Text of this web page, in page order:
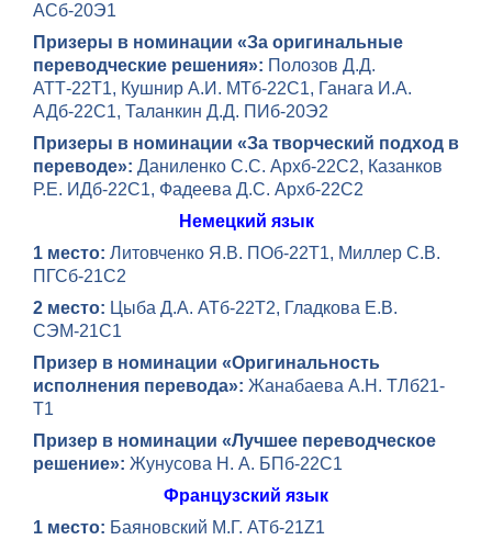
АСб-20Э1
Призеры в номинации «За оригинальные
переводческие решения»: Полозов Д.Д.
АТТ-22Т1, Кушнир А.И. МТб-22С1, Ганага И.А.
АДб-22С1, Таланкин Д.Д. ПИб-20Э2
Призеры в номинации «За творческий подход в
переводе»: Даниленко С.С. Архб-22С2, Казанков
Р.Е. ИДб-22С1, Фадеева Д.С. Архб-22С2
Немецкий язык
1 место: Литовченко Я.В. ПОб-22Т1, Миллер С.В.
ПГСб-21С2
2 место: Цыба Д.А. АТб-22Т2, Гладкова Е.В.
СЭМ-21С1
Призер в номинации «Оригинальность
исполнения перевода»: Жанабаева А.Н. ТЛб21-
Т1
Призер в номинации «Лучшее переводческое
решение»: Жунусова Н. А. БПб-22С1
Французский язык
1 место: Баяновский М.Г. АТб-21Z1